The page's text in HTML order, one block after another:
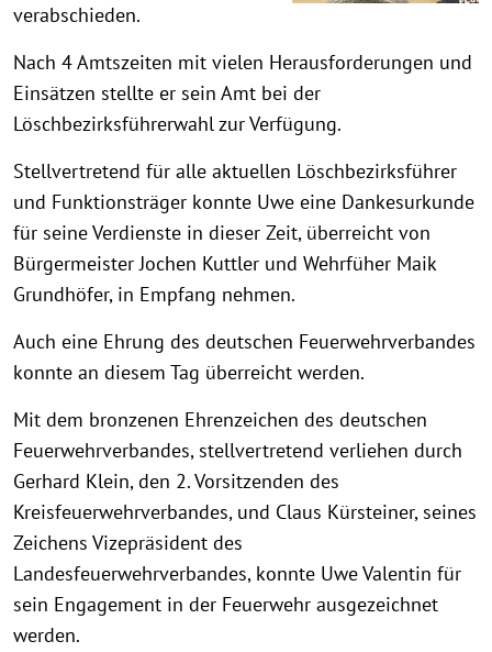
verabschieden.
Nach 4 Amtszeiten mit vielen Herausforderungen und
Einsätzen stellte er sein Amt bei der
Löschbezirksführerwahl zur Verfügung.
Stellvertretend für alle aktuellen Löschbezirksführer
und Funktionsträger konnte Uwe eine Dankesurkunde
für seine Verdienste in dieser Zeit, überreicht von
Bürgermeister Jochen Kuttler und Wehrfüher Maik
Grundhöfer, in Empfang nehmen.
Auch eine Ehrung des deutschen Feuerwehrverbandes
konnte an diesem Tag überreicht werden.
Mit dem bronzenen Ehrenzeichen des deutschen
Feuerwehrverbandes, stellvertretend verliehen durch
Gerhard Klein, den 2. Vorsitzenden des
Kreisfeuerwehrverbandes, und Claus Kürsteiner, seines
Zeichens Vizepräsident des
Landesfeuerwehrverbandes, konnte Uwe Valentin für
sein Engagement in der Feuerwehr ausgezeichnet
werden.